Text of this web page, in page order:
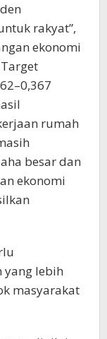
rakyat”,
ekonomi
rumah
besar dan
ekonomi
yang lebih
masyarakat